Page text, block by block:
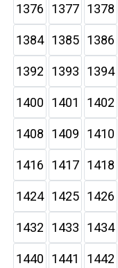
1376 1377 1378
1384 1385 1386
1392 1393 1394
1400 1401 1402
1408 1409 1410
1416 1417 1418
1424 1425 1426
1432 1433 1434
1440 1441 1442